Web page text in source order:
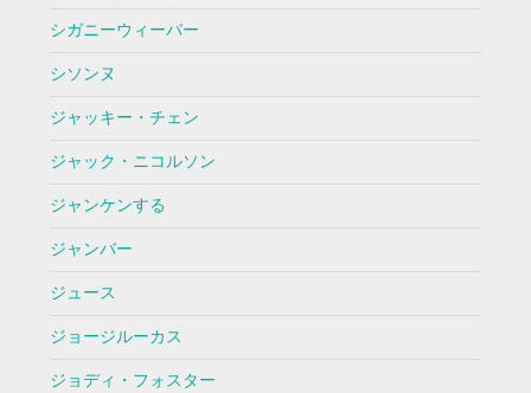
シガニーウィーバー
シソンヌ
ジャッキー・チェン
ジャック・ニコルソン
ジャンケンする
ジャンバー
ジュース
ジョージルーカス
ジョディ・フォスター